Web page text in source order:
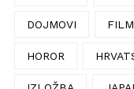
DOJMOVI FILM
HOROR